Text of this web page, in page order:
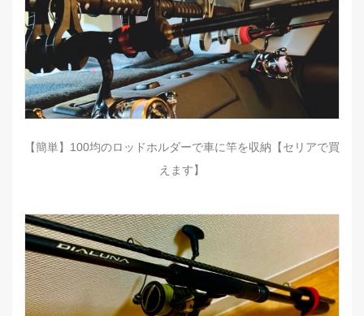
【簡単】100均のロッドホルダーで車に竿を収納【セリアで買
えます】